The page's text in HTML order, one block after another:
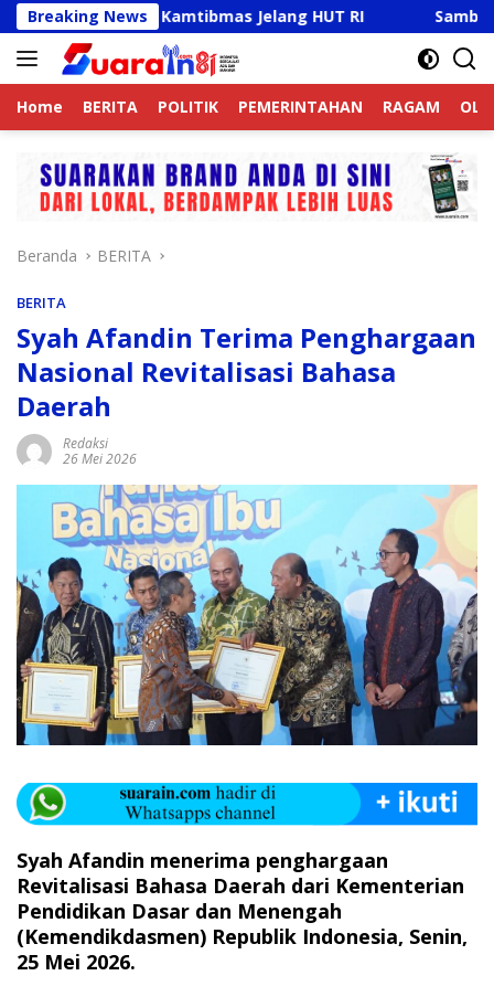
Langsung
ke
konten
Breaking News
Jaga Kamtibmas Jelang HUT RI Sambut HUT RI
Home BERITA POLITIK PEMERINTAHAN RAGAM
Beranda BERITA
BERITA
Syah Afandin Terima Penghargaan
Nasional Revitalisasi Bahasa
Daerah
Redaksi
26 Mei 2026
Syah Afandin menerima penghargaan
Revitalisasi Bahasa Daerah dari Kementerian
Pendidikan Dasar dan Menengah
(Kemendikdasmen) Republik Indonesia, Senin,
25 Mei 2026.